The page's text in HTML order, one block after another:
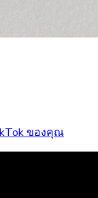
ของคุณ